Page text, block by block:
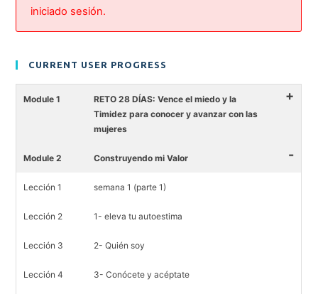
iniciado sesión.
CURRENT USER PROGRESS
Module 1
RETO 28 DÍAS: Vence el miedo y la
Timidez para conocer y avanzar con las
mujeres
+
Module 2 Construyendo mi Valor -
Lección 1 semana 1 (parte 1)
Lección 2 1- eleva tu autoestima
Lección 3 2- Quién soy
Lección 4 3- Conócete y acéptate